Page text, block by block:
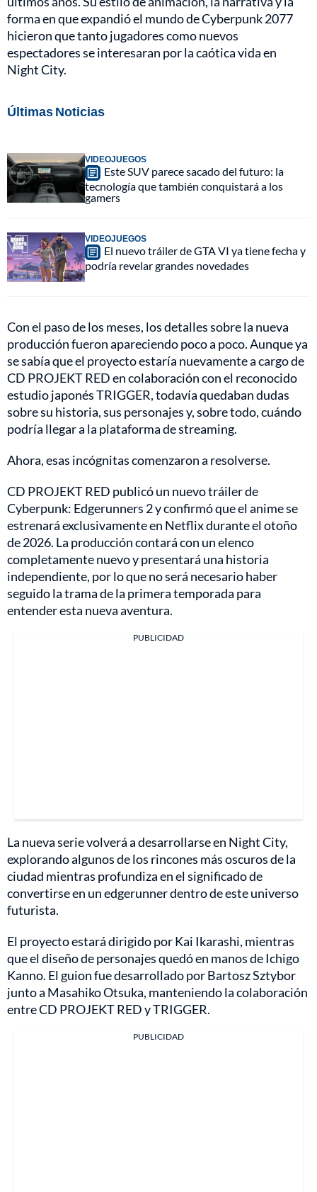
forma en que expandió el mundo de Cyberpunk 2077
hicieron que tanto jugadores como nuevos
espectadores se interesaran por la caótica vida en
Night City.
Últimas Noticias
VIDEOJUEGOS
Este SUV parece sacado del futuro: la
tecnología que también conquistará a los
gamers
VIDEOJUEGOS
El nuevo tráiler de GTA VI ya tiene fecha y
podría revelar grandes novedades
Con el paso de los meses, los detalles sobre la nueva
producción fueron apareciendo poco a poco. Aunque ya
se sabía que el proyecto estaría nuevamente a cargo de
CD PROJEKT RED en colaboración con el reconocido
estudio japonés TRIGGER, todavía quedaban dudas
sobre su historia, sus personajes y, sobre todo, cuándo
podría llegar a la plataforma de streaming.
Ahora, esas incógnitas comenzaron a resolverse.
CD PROJEKT RED publicó un nuevo tráiler de
Cyberpunk: Edgerunners 2 y confirmó que el anime se
estrenará exclusivamente en Netflix durante el otoño
de 2026. La producción contará con un elenco
completamente nuevo y presentará una historia
independiente, por lo que no será necesario haber
seguido la trama de la primera temporada para
entender esta nueva aventura.
PUBLICIDAD
La nueva serie volverá a desarrollarse en Night City,
explorando algunos de los rincones más oscuros de la
ciudad mientras profundiza en el significado de
convertirse en un edgerunner dentro de este universo
futurista.
El proyecto estará dirigido por Kai Ikarashi, mientras
que el diseño de personajes quedó en manos de Ichigo
Kanno. El guion fue desarrollado por Bartosz Sztybor
junto a Masahiko Otsuka, manteniendo la colaboración
entre CD PROJEKT RED y TRIGGER.
PUBLICIDAD